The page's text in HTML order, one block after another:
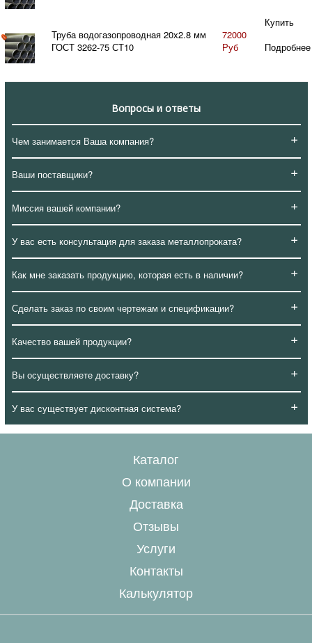
Труба водогазопроводная 20х2.8 мм
ГОСТ 3262-75 СТ10
72000
Руб
Купить
Подробнее
Вопросы и ответы
+
Чем занимается Ваша компания?
+
Ваши поставщики?
+
Миссия вашей компании?
+
У вас есть консультация для заказа металлопроката?
+
Как мне заказать продукцию, которая есть в наличии?
+
Сделать заказ по своим чертежам и спецификации?
+
Качество вашей продукции?
+
Вы осуществляете доставку?
+
У вас существует дисконтная система?
Каталог
О компании
Доставка
Отзывы
Услуги
Контакты
Калькулятор